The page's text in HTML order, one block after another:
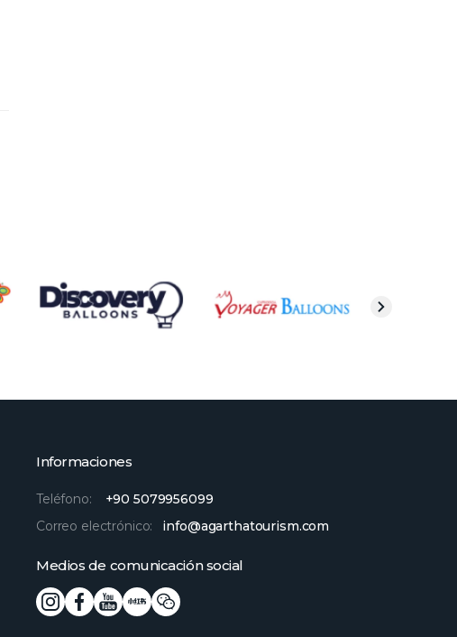
Informaciones
Teléfono:
+90 5079956099
Correo electrónico:
info@agarthatourism.com
Medios de comunicación social